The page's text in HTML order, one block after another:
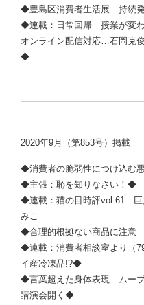
◆豊島区消費者生活展 持続
◆連載：日常回帰 授業が変わ
オンライン配信対応…石岡克
◆
2020年9月（第853号）掲載
◆消費者の脆弱性につけ込む
◆主張：恥を知りなさい！◆
◆連載：猫の目時評vol.61 巨
みこ
◆合理的根拠ない商品に注意
◆連載：消費者相談室より（
イ産冷凍品!?◆
◆言葉超えた身体表現 ムーブ
講演会開く◆